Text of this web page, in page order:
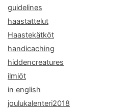
guidelines
haastattelut
Haastekätköt
handicaching
hiddencreatures
ilmiöt
in english
joulukalenteri2018